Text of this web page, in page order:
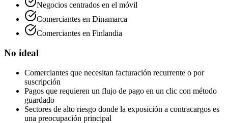
Negocios centrados en el móvil
Comerciantes en Dinamarca
Comerciantes en Finlandia
No ideal
Comerciantes que necesitan facturación recurrente o por
suscripción
Pagos que requieren un flujo de pago en un clic con método
guardado
Sectores de alto riesgo donde la exposición a contracargos es
una preocupación principal